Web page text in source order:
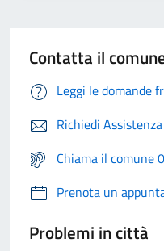
Contatta il
Leggi le domande
Richiedi Assistenza
Chiama il
Prenota un
Problemi in città